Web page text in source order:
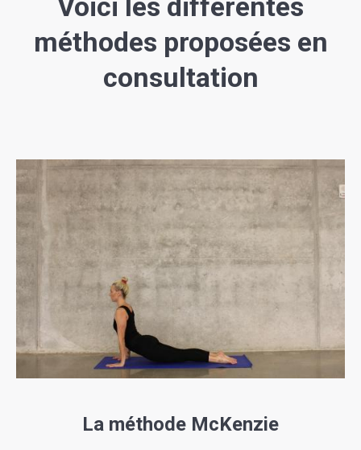
méthodes proposées en
consultation
La méthode McKenzie